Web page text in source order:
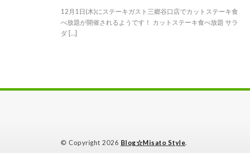
12月1日(木)にステーキガスト三郷谷口店でカットステーキ食
べ放題が開催されるようです！ カットステーキ食べ放題 サラ
ダ […]
© Copyright 2026 Blog☆Misato Style.